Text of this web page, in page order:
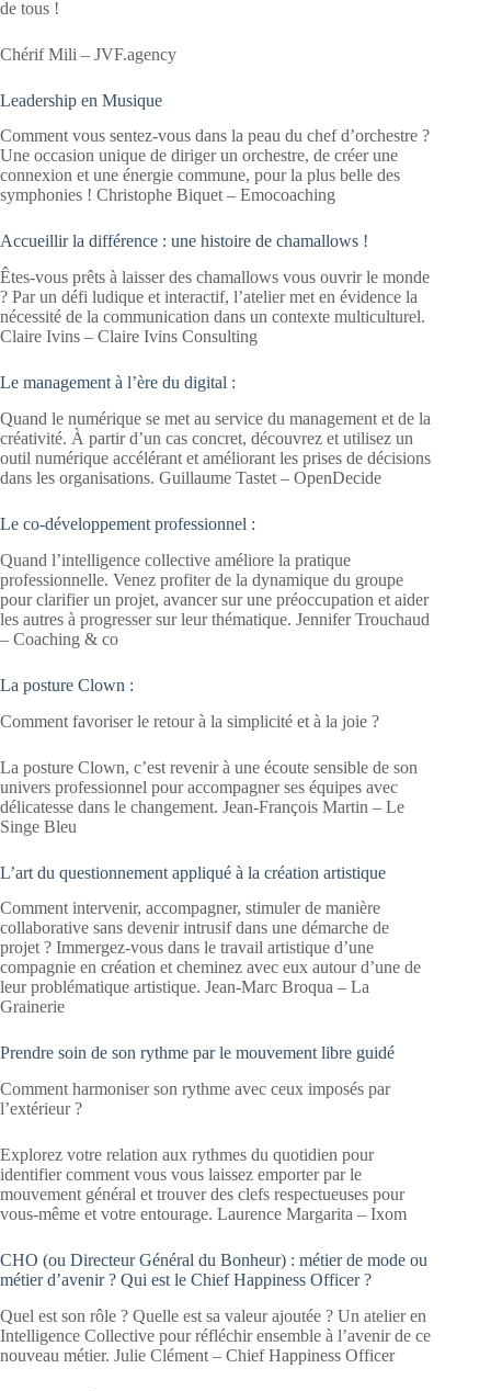
de tous !
Chérif Mili – JVF.agency
Leadership en Musique
Comment vous sentez-vous dans la peau du chef d’orchestre ?
Une occasion unique de diriger un orchestre, de créer une
connexion et une énergie commune, pour la plus belle des
symphonies ! Christophe Biquet – Emocoaching
Accueillir la différence : une histoire de chamallows !
Êtes-vous prêts à laisser des chamallows vous ouvrir le monde
? Par un défi ludique et interactif, l’atelier met en évidence la
nécessité de la communication dans un contexte multiculturel.
Claire Ivins – Claire Ivins Consulting
Le management à l’ère du digital :
Quand le numérique se met au service du management et de la
créativité. À partir d’un cas concret, découvrez et utilisez un
outil numérique accélérant et améliorant les prises de décisions
dans les organisations. Guillaume Tastet – OpenDecide
Le co-développement professionnel :
Quand l’intelligence collective améliore la pratique
professionnelle. Venez profiter de la dynamique du groupe
pour clarifier un projet, avancer sur une préoccupation et aider
les autres à progresser sur leur thématique. Jennifer Trouchaud
– Coaching & co
La posture Clown :
Comment favoriser le retour à la simplicité et à la joie ?
La posture Clown, c’est revenir à une écoute sensible de son
univers professionnel pour accompagner ses équipes avec
délicatesse dans le changement. Jean-François Martin – Le
Singe Bleu
L’art du questionnement appliqué à la création artistique
Comment intervenir, accompagner, stimuler de manière
collaborative sans devenir intrusif dans une démarche de
projet ? Immergez-vous dans le travail artistique d’une
compagnie en création et cheminez avec eux autour d’une de
leur problématique artistique. Jean-Marc Broqua – La
Grainerie
Prendre soin de son rythme par le mouvement libre guidé
Comment harmoniser son rythme avec ceux imposés par
l’extérieur ?
Explorez votre relation aux rythmes du quotidien pour
identifier comment vous vous laissez emporter par le
mouvement général et trouver des clefs respectueuses pour
vous-même et votre entourage. Laurence Margarita – Ixom
CHO (ou Directeur Général du Bonheur) : métier de mode ou
métier d’avenir ? Qui est le Chief Happiness Officer ?
Quel est son rôle ? Quelle est sa valeur ajoutée ? Un atelier en
Intelligence Collective pour réfléchir ensemble à l’avenir de ce
nouveau métier. Julie Clément – Chief Happiness Officer